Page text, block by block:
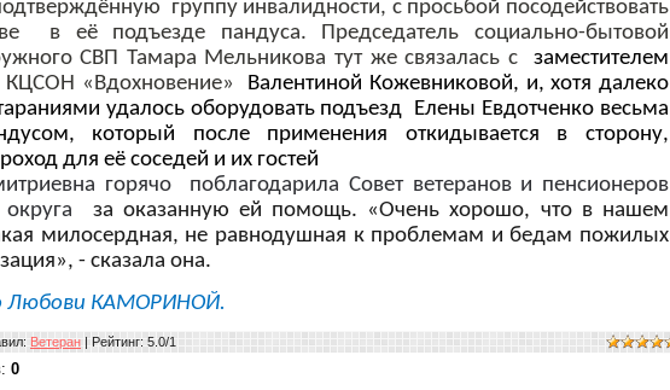
группу инвалидности, с просьбой посодействовать
в её подъезде пандуса. Председатель социально-бытовой
СВП Тамара Мельникова тут же связалась с
заместителем
КЦСОН «Вдохновение»
Валентиной Кожевниковой, и, хотя далеко
удалось оборудовать подъезд Елены Евдотченко весьма
который после применения откидывается в сторону,
для её соседей и их гостей
горячо поблагодарила Совет ветеранов и пенсионеров
за оказанную ей помощь. «Очень хорошо, что в нашем
милосердная, не равнодушная к проблемам и бедам пожилых
- сказала она.
Любови КАМОРИНОЙ.
: Ветеран | Рейтинг: 5.0/1
: 0